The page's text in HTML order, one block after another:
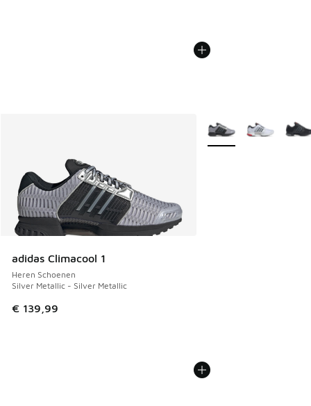
adidas Climacool 1
Heren Schoenen
Silver Metallic - Silver Metallic
€ 139,99
Meer kleuren